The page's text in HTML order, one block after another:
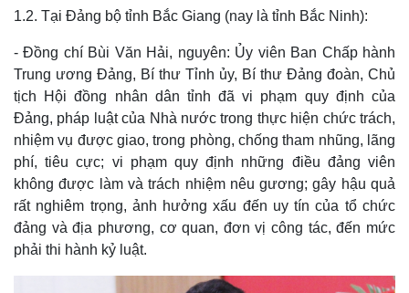
Thế giới
Quan sát
Cuộc sống đó đây
Hồ sơ
Multimedia
Video
Ảnh
E-Magazine
Infographic
1.2. Tại Đảng bộ tỉnh Bắc Giang (nay là tỉnh Bắc Ninh):
- Đồng chí Bùi Văn Hải, nguyên: Ủy viên Ban Chấp hành
Trung ương Đảng, Bí thư Tỉnh ủy, Bí thư Đảng đoàn, Chủ
tịch Hội đồng nhân dân tỉnh đã vi phạm quy định của
Đảng, pháp luật của Nhà nước trong thực hiện chức trách,
nhiệm vụ được giao, trong phòng, chống tham nhũng, lãng
phí, tiêu cực; vi phạm quy định những điều đảng viên
không được làm và trách nhiệm nêu gương; gây hậu quả
rất nghiêm trọng, ảnh hưởng xấu đến uy tín của tổ chức
đảng và địa phương, cơ quan, đơn vị công tác, đến mức
phải thi hành kỷ luật.